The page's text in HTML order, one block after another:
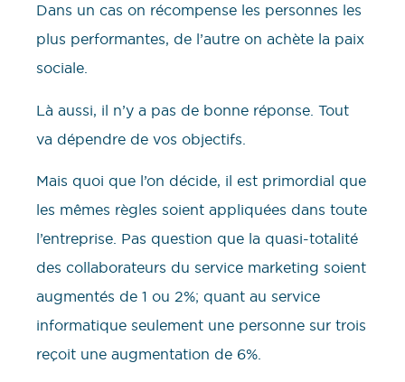
Dans un cas on récompense les personnes les
plus performantes, de l’autre on achète la paix
sociale.
Là aussi, il n’y a pas de bonne réponse. Tout
va dépendre de vos objectifs.
Mais quoi que l’on décide, il est primordial que
les mêmes règles soient appliquées dans toute
l’entreprise. Pas question que la quasi-totalité
des collaborateurs du service marketing soient
augmentés de 1 ou 2%; quant au service
informatique seulement une personne sur trois
reçoit une augmentation de 6%.